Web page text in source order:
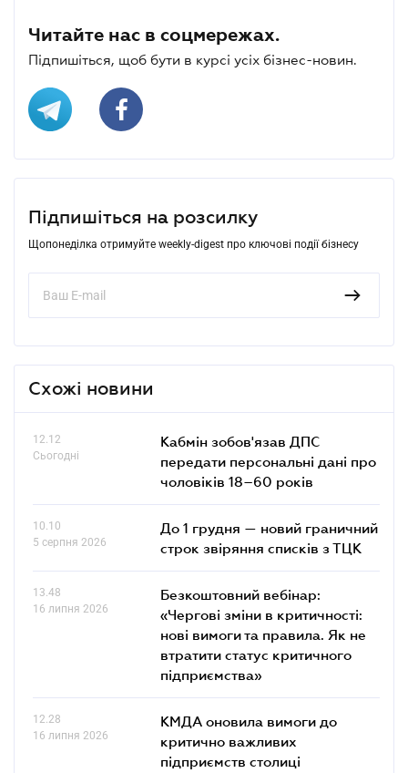
Читайте нас в соцмережах.
Підпишіться, щоб бути в курсі усіх бізнес-новин.
Підпишіться на розсилку
Щопонеділка отримуйте weekly-digest про ключові події бізнесу
Схожі новини
12.12
Сьогодні
Кабмін зобов'язав ДПС
передати персональні дані про
чоловіків 18–60 років
10.10
5 серпня 2026
До 1 грудня — новий граничний
строк звіряння списків з ТЦК
13.48
16 липня 2026
Безкоштовний вебінар:
«Чергові зміни в критичності:
нові вимоги та правила. Як не
втратити статус критичного
підприємства»
12.28
16 липня 2026
КМДА оновила вимоги до
критично важливих
підприємств столиці